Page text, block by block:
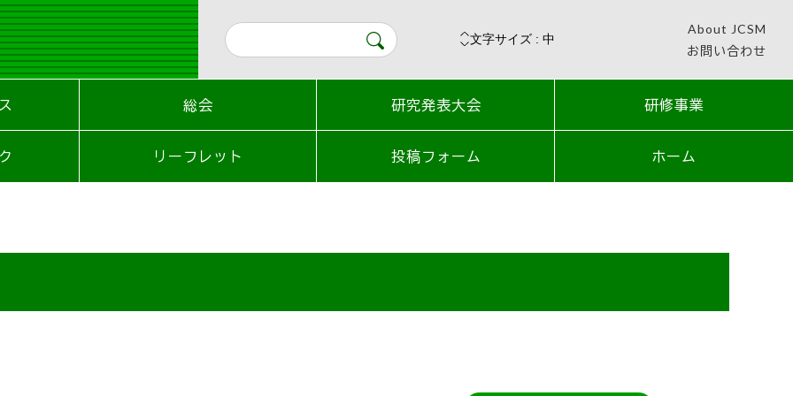
About JCSM
お問い合わせ
総会 研究発表大会 研修事業
リーフレット 投稿フォーム ホーム